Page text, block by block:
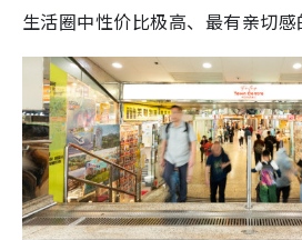
生活圈中性价比极高、最有亲切感